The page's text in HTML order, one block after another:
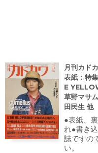
月刊カド
表紙：特
E
草野マサ
田民生 他
●表紙、
れ●書き
誌ですの
い。